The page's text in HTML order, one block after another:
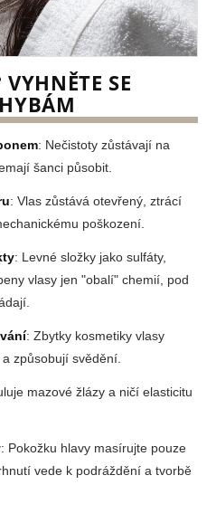
SE
: Nečistoty zůstávají na
šanci působit.
: Vlas zůstává otevřený, ztrácí
poškození.
: Levné složky jako sulfáty,
vlasy jen "obalí" chemií, pod
: Zbytky kosmetiky vlasy
způsobují svědění.
mazové žlázy a ničí elasticitu
: Pokožku hlavy masírujte pouze
vede k podráždění a tvorbě